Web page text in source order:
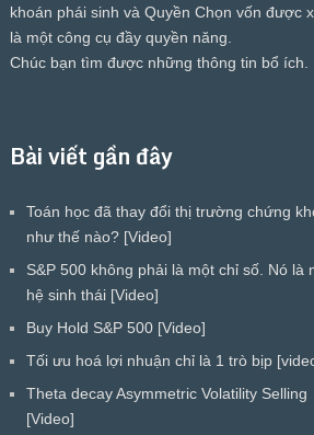
khoán phái sinh và Quyền Chọn vốn được
là một công cụ đầy quyền năng.
Chúc bạn tìm được những thông tin bổ ích.
Bài viết gần đây
Toán học đã thay đổi thị trường chứng
như thế nào? [Video]
S&P 500 không phải là một chỉ số. Nó là
hệ sinh thái [Video]
Buy Hold S&P 500 [Video]
Tối ưu hoá lợi nhuận chỉ là 1 trò bịp
Theta decay Asymmetric Volatility Selling
[Video]